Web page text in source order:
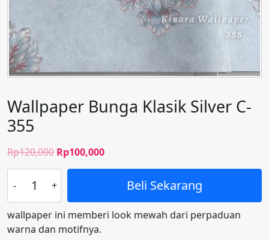
Wallpaper Bunga Klasik Silver C-
355
Rp120,000 Harga
aslinya
Rp100,000Harga
saat
Rp100,000.
Wallpaper
Bunga
Klasik
Silver
Beli Sekarang
wallpaper ini memberi look mewah dari perpaduan
warna dan motifnya.